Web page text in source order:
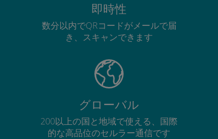
即時性
数分以内でQRコードがメールで届
き、スキャンできます
グローバル
200以上の国と地域で使える、国際
的な高品位のセルラー通信です